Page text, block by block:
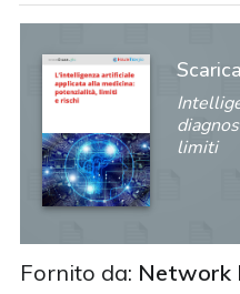
limiti
Fornito da: Network